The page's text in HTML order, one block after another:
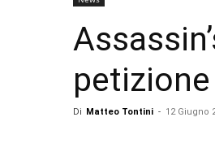
Di Matteo Tontini - 12 Giugno